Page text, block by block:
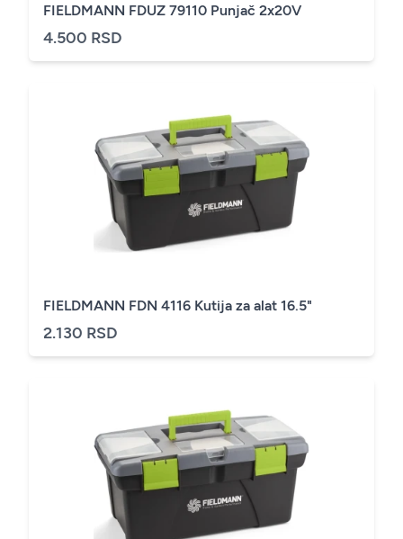
FIELDMANN FDUZ 79110 Punjač 2x20V
4.500 RSD
FIELDMANN FDN 4116 Kutija za alat 16.5"
2.130 RSD